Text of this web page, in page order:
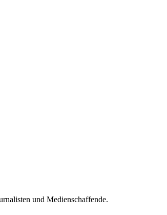
und Medienschaffende.